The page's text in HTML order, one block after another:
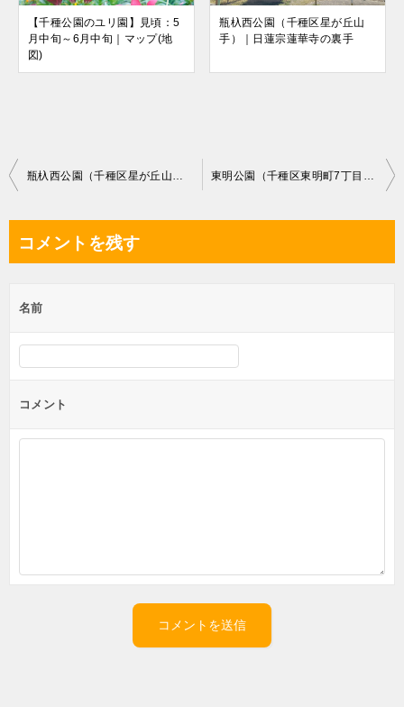
【千種公園のユリ園】見頃：5
月中旬～6月中旬｜マップ(地
図)
瓶杁西公園（千種区星が丘山
手）｜日蓮宗蓮華寺の裏手
投
ビ
ー
シ
ン
瓶杁西公園（千種区星が丘山手）｜日蓮宗蓮華寺の裏手 東明公園（千種区東明町7丁目）｜安浄寺そば【急な坂道のてっぺん】
コメントを残す
名前
コメント